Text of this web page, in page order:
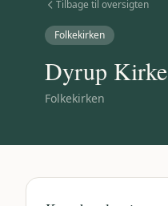
Tilbage til oversigten
Folkekirken
Dyrup Kirke
Folkekirken